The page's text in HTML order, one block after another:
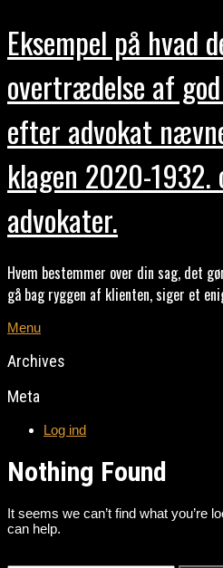
Eksempel på hvad
overtrædelse af
efter advokat
klagen 2020-1932.
advokater.
Hvem bestemmer over din sag, det
gå bag ryggen af klienten, siger et
Menu
Archives
Meta
Log ind
Nothing Found
It seems we can’t find what you’re
can help.